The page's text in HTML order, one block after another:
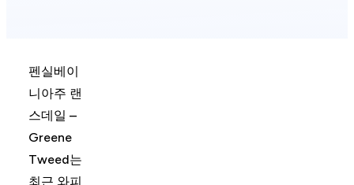
펜실베이
니아주 랜
스데일 –
Greene
Tweed는
최근 와피